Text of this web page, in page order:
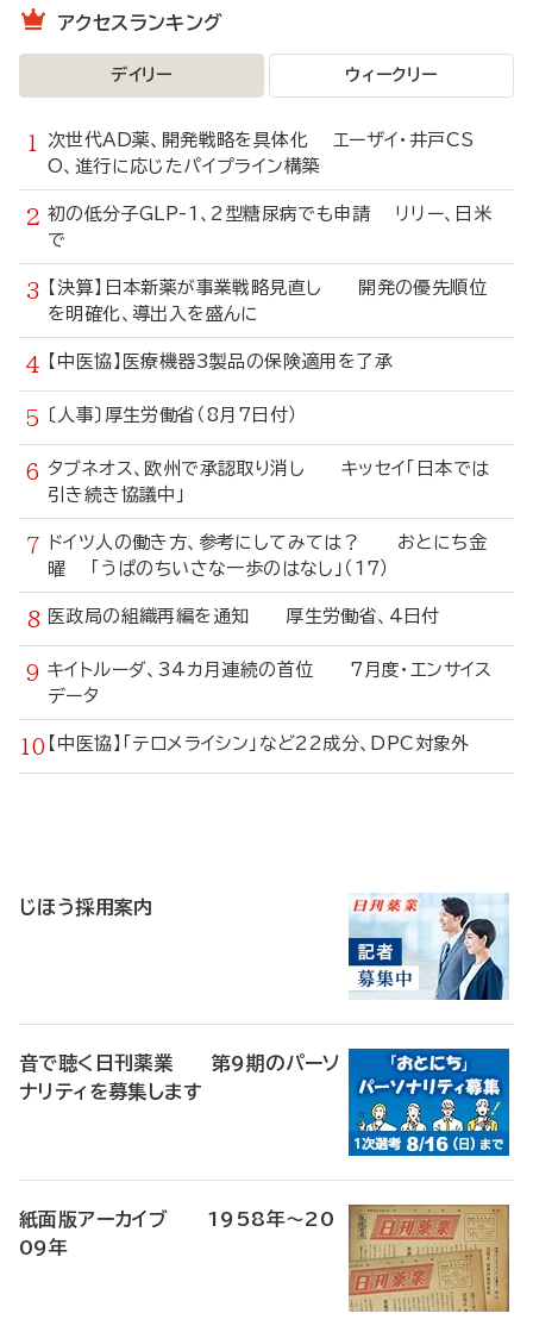
アクセスランキング
デイリー ウィークリー
次世代AD薬、開発戦略を具体化 エーザイ・井戸CS
O、進行に応じたパイプライン構築
初の低分子GLP-1、2型糖尿病でも申請 リリー、日米
で
【決算】日本新薬が事業戦略見直し 開発の優先順位
を明確化、導出入を盛んに
【中医協】医療機器3製品の保険適用を了承
〔人事〕厚生労働省（8月7日付）
タブネオス、欧州で承認取り消し キッセイ「日本では
引き続き協議中」
ドイツ人の働き方、参考にしてみては？ おとにち金
曜 「うぱのちいさな一歩のはなし」（17）
医政局の組織再編を通知 厚生労働省、4日付
キイトルーダ、34カ月連続の首位 7月度・エンサイス
データ
【中医協】「テロメライシン」など22成分、DPC対象外
じほう採用案内
音で聴く日刊薬業 第9期のパーソ
ナリティを募集します
紙面版アーカイブ 1958年～20
09年